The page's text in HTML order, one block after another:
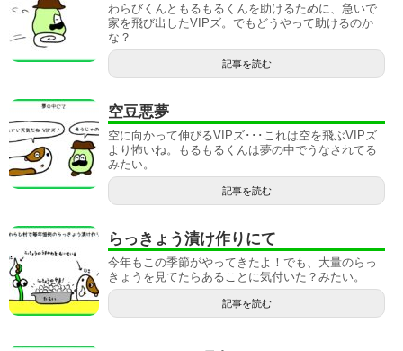
わらびくんともるもるくんを助けるために、急いで
家を飛び出したVIPズ。でもどうやって助けるのか
な？
記事を読む
空豆悪夢
空に向かって伸びるVIPズ･･･これは空を飛ぶVIPズ
より怖いね。もるもるくんは夢の中でうなされてる
みたい。
記事を読む
らっきょう漬け作りにて
今年もこの季節がやってきたよ！でも、大量のらっ
きょうを見てたらあることに気付いた？みたい。
記事を読む